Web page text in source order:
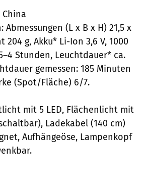
China
Abmessungen (L x B x H) 21,5 x
204 g, Akku* Li-Ion 3,6 V, 1000
Stunden, Leuchtdauer* ca.
gemessen: 185 Minuten
(Spot/Fläche) 6/7.
mit 5 LED, Flächenlicht mit
Ladekabel (140 cm)
Aufhänge­öse, Lampenkopf